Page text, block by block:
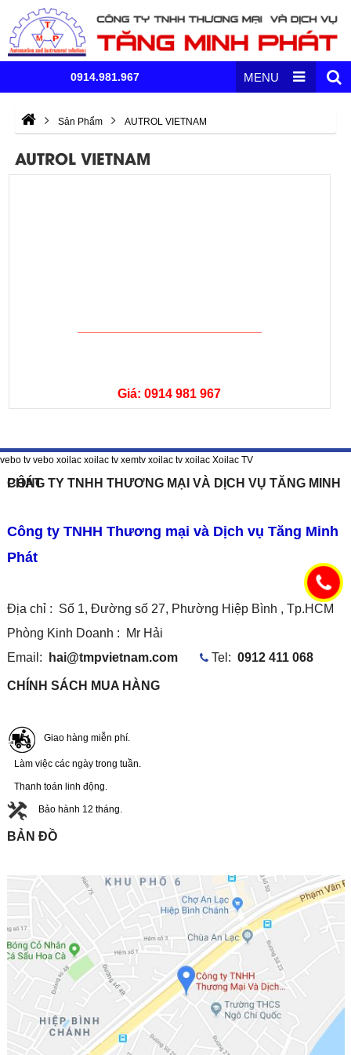
0914.981.967 MENU
Sản Phẩm AUTROL VIETNAM
AUTROL VIETNAM
Giá: 0914 981 967
vebo tv vebo xoilac xoilac tv xemtv xoilac tv xoilac Xoilac TV
CÔNG TY TNHH THƯƠNG MẠI VÀ DỊCH VỤ TĂNG MINH PHÁT
Công ty TNHH Thương mại và Dịch vụ Tăng Minh
Phát
Địa chỉ : Số 1, Đường số 27, Phường Hiệp Bình , Tp.HCM
Phòng Kinh Doanh :
Mr Hải
Email:
hai@tmpvietnam.com Tel: 0912 411 068
CHÍNH SÁCH MUA HÀNG
Giao hàng miễn phí.
Làm việc các ngày trong tuần.
Thanh toán linh động.
Bảo hành 12 tháng.
BẢN ĐỒ